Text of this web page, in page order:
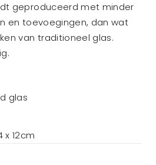
geproduceerd met minder
en toevoegingen, dan wat
van traditioneel glas.
glas
x 12cm